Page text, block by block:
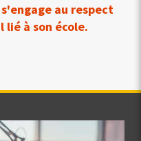
au respect
lié à son école.